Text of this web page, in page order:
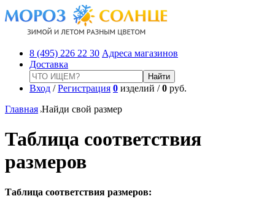
8 (495) 226 22 30 Адреса магазинов
Доставка
Вход /Регистрация 0 изделий /0 руб.
Главная Найди свой размер
Таблица соответствия
размеров
Таблица соответствия размеров: